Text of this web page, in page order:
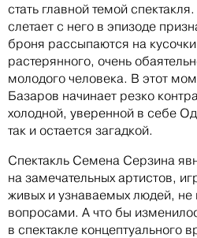
стать главной темой
слетает с него в эпизоде
броня рассыпаются на
растерянного, очень
молодого человека. В этот
Базаров начинает резко
холодной, уверенной в себе
так и остается загадкой.
Спектакль Семена Серзина
на замечательных артистов,
живых и узнаваемых людей, не
вопросами. А что бы
в спектакле концептуального